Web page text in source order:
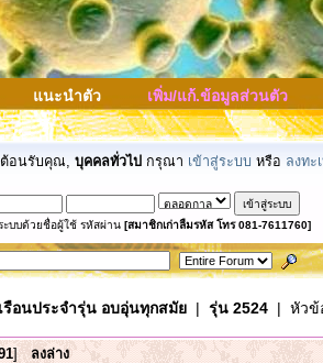
แนะนำตัว เพิ่ม/แก้.ข้อมูลส่วนตัว
อนรับคุณ, บุคคลทั่วไป กรุณา เข้าสู่ระบบ หรือ ลงทะ
ะบบด้วยชื่อผู้ใช้ รหัสผ่าน [สมาชิกเก่าลืมรหัส โทร 081-7611760]
เรือนประจำรุ่น อบอุ่นทุกสมัย| รุ่น 2524| หัวข้
]ลงล่าง